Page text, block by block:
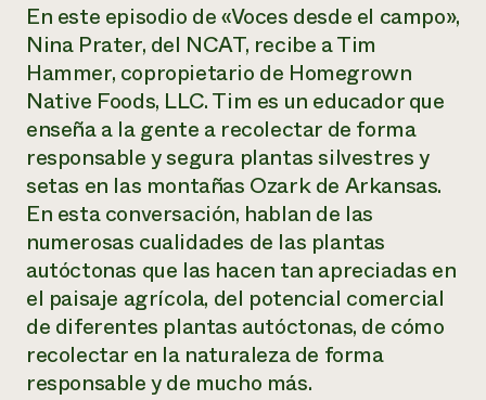
Programa de descuentos de NorthWestern Energy
Servicios energéticos comerciales
Servicios energéticos residenciales
LIHEAP
Centro de intercambio de información AgriSolar
Oportunidades de financiación
Internship Hub
Buscar prácticas
Contratar a un becario
un
Todos
contribuyen a la
resiliencia de la
comunidad.
DONAR AHORA
En este episodio de «Voces desde el campo»,
Nina Prater, del NCAT, recibe a Tim
Hammer, copropietario de Homegrown
Native Foods, LLC. Tim es un educador que
enseña a la gente a recolectar de forma
responsable y segura plantas silvestres y
setas en las montañas Ozark de Arkansas.
En esta conversación, hablan de las
numerosas cualidades de las plantas
autóctonas que las hacen tan apreciadas en
el paisaje agrícola, del potencial comercial
de diferentes plantas autóctonas, de cómo
recolectar en la naturaleza de forma
responsable y de mucho más.